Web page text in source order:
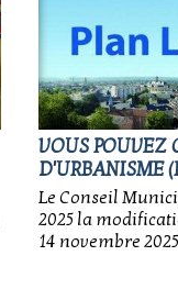
VOUS POUVEZ
D'URBANISME
Le Conseil
2025 la
14 novembre